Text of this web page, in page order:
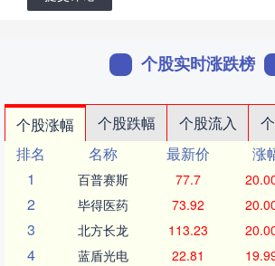
个股实时涨跌榜
个股涨幅 个股跌幅 个股流入
排名
名称 最新价 涨
1
百普赛斯 77.7
2 毕得医药 73.92
3 北方长龙 113.23
4 蓝盾光电 22.81